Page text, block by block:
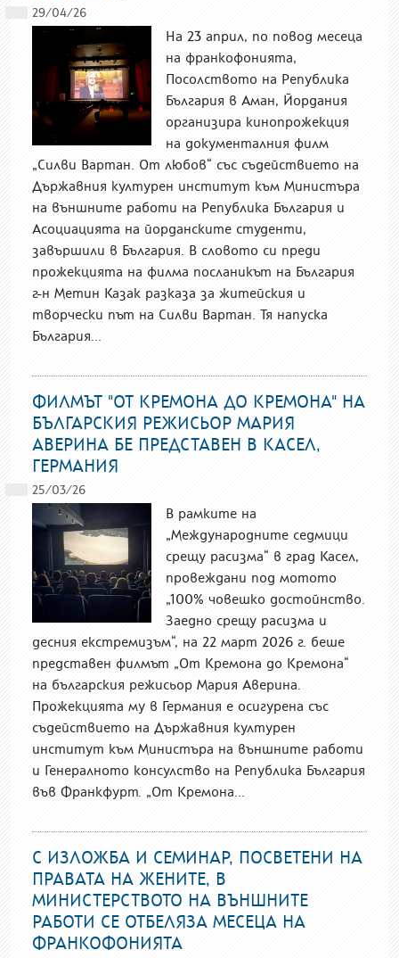
29/04/26
На 23 април, по повод месеца
на франкофонията,
Посолството на Република
България в Аман, Йордания
организира кинопрожекция
на документалния филм
„Силви Вартан. От любов“ със съдействието на
Държавния културен институт към Министъра
на външните работи на Република България и
Асоциацията на йорданските студенти,
завършили в България. В словото си преди
прожекцията на филма посланикът на България
г-н Метин Казак разказа за житейския и
творчески път на Силви Вартан. Тя напуска
България...
ФИЛМЪТ "ОТ КРЕМОНА ДО КРЕМОНА" НА
БЪЛГАРСКИЯ РЕЖИСЬОР МАРИЯ
АВЕРИНА БЕ ПРЕДСТАВЕН В КАСЕЛ,
ГЕРМАНИЯ
25/03/26
В рамките на
„Международните седмици
срещу расизма“ в град Касел,
провеждани под мотото
„100% човешко достойнство.
Заедно срещу расизма и
десния екстремизъм“, на 22 март 2026 г. беше
представен филмът „От Кремона до Кремона“
на българския режисьор Мария Аверина.
Прожекцията му в Германия е осигурена със
съдействието на Държавния културен
институт към Министъра на външните работи
и Генералното консулство на Република България
във Франкфурт. „От Кремона...
С ИЗЛОЖБА И СЕМИНАР, ПОСВЕТЕНИ НА
ПРАВАТА НА ЖЕНИТЕ, В
МИНИСТЕРСТВОТО НА ВЪНШНИТЕ
РАБОТИ СЕ ОТБЕЛЯЗА МЕСЕЦA НА
ФРАНКОФОНИЯТА